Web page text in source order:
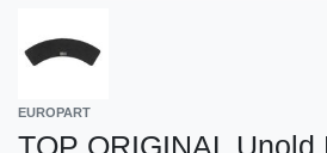
EUROPART
TOP ORIGINAL